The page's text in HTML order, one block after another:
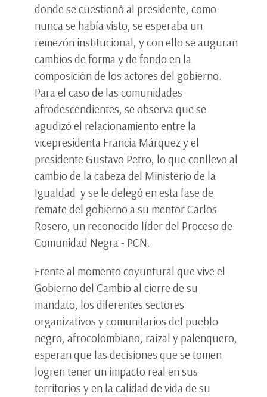
donde se cuestionó al presidente, como
nunca se había visto, se esperaba un
remezón institucional, y con ello se auguran
cambios de forma y de fondo en la
composición de los actores del gobierno.
Para el caso de las comunidades
afrodescendientes, se observa que se
agudizó el relacionamiento entre la
vicepresidenta Francia Márquez y el
presidente Gustavo Petro, lo que conllevo al
cambio de la cabeza del Ministerio de la
Igualdad y se le delegó en esta fase de
remate del gobierno a su mentor Carlos
Rosero, un reconocido líder del Proceso de
Comunidad Negra - PCN.
Frente al momento coyuntural que vive el
Gobierno del Cambio al cierre de su
mandato, los diferentes sectores
organizativos y comunitarios del pueblo
negro, afrocolombiano, raizal y palenquero,
esperan que las decisiones que se tomen
logren tener un impacto real en sus
territorios y en la calidad de vida de su